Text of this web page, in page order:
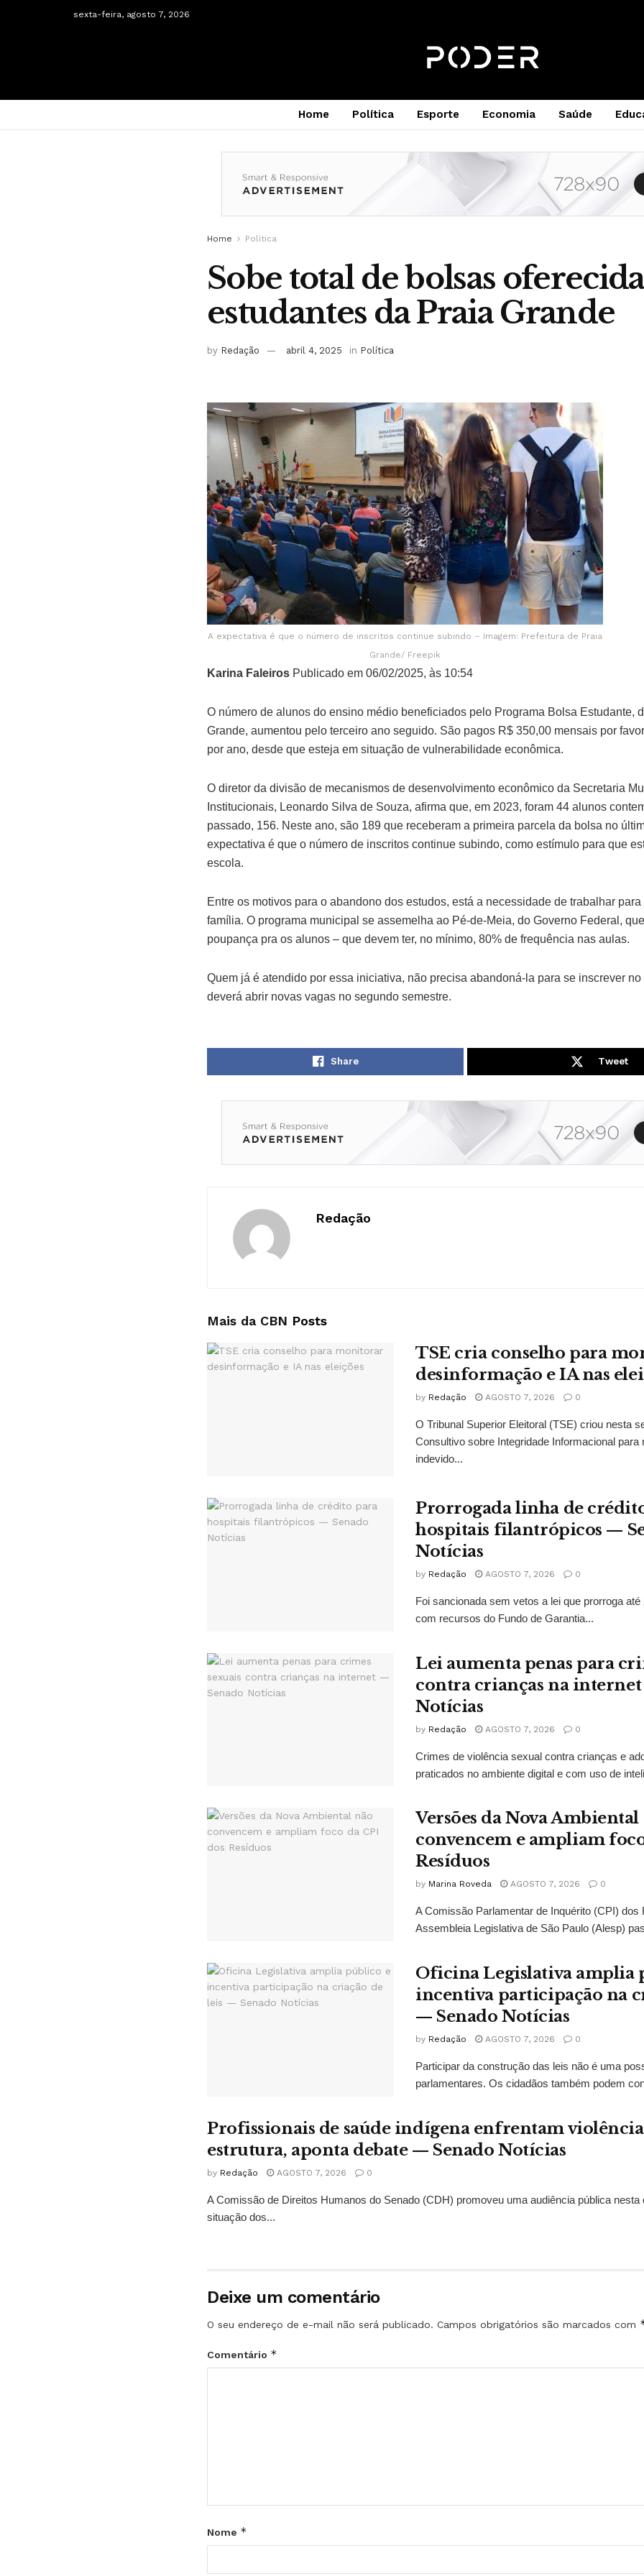
sexta-feira, agosto 7, 2026
Home Política Esporte Economia Saúde
Home Política
Sobe total de bolsas
estudantes da Praia Grande
by Redação abril 4, 2025 in Política
A expectativa é que o número de inscritos continue subindo – Imagem: Prefeitura de Praia
Grande/ Freepik
Karina Faleiros Publicado em 06/02/2025, às 10:54
O número de alunos do ensino médio beneficiados pelo Programa Bolsa Estudante,
Grande, aumentou pelo terceiro ano seguido. São pagos R$ 350,00 mensais por
por ano, desde que esteja em situação de vulnerabilidade econômica.
O diretor da divisão de mecanismos de desenvolvimento econômico da Secretaria
Institucionais, Leonardo Silva de Souza, afirma que, em 2023, foram 44 alunos
passado, 156. Neste ano, são 189 que receberam a primeira parcela da bolsa no
expectativa é que o número de inscritos continue subindo, como estímulo para que
escola.
Entre os motivos para o abandono dos estudos, está a necessidade de trabalhar
família. O programa municipal se assemelha ao Pé-de-Meia, do Governo Federal,
poupança pra os alunos – que devem ter, no mínimo, 80% de frequência nas aulas.
Quem já é atendido por essa iniciativa, não precisa abandoná-la para se inscrever
deverá abrir novas vagas no segundo semestre.
Share Tweet
Redação
Mais da CBN Posts
TSE cria conselho para
desinformação e IA nas
by Redação AGOSTO 7, 2026 0
O Tribunal Superior Eleitoral (TSE) criou nesta
Consultivo sobre Integridade Informacional para
indevido...
Prorrogada linha de
hospitais filantrópicos —
Notícias
by Redação AGOSTO 7, 2026 0
Foi sancionada sem vetos a lei que prorroga
com recursos do Fundo de Garantia...
Lei aumenta penas para
contra crianças na
Notícias
by Redação AGOSTO 7, 2026 0
Crimes de violência sexual contra crianças e
praticados no ambiente digital e com uso de
Versões da Nova Ambiental
convencem e ampliam
Resíduos
by Marina Roveda AGOSTO 7, 2026 0
A Comissão Parlamentar de Inquérito (CPI) dos
Assembleia Legislativa de São Paulo (Alesp)
Oficina Legislativa amplia
incentiva participação na
— Senado Notícias
by Redação AGOSTO 7, 2026 0
Participar da construção das leis não é uma
parlamentares. Os cidadãos também podem
Profissionais de saúde indígena enfrentam
estrutura, aponta debate — Senado Notícias
by Redação AGOSTO 7, 2026 0
A Comissão de Direitos Humanos do Senado (CDH) promoveu uma audiência pública nesta
situação dos...
Deixe um comentário
O seu endereço de e-mail não será publicado. Campos obrigatórios são marcados com
Comentário *
Nome *